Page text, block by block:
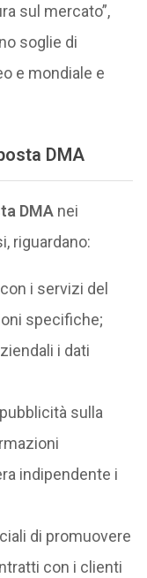
sul mercato”,
soglie di
e mondiale e
DMA
DMAnei
riguardano:
i servizi del
specifiche;
i dati
sulla
indipendente i
di promuovere
con i clienti